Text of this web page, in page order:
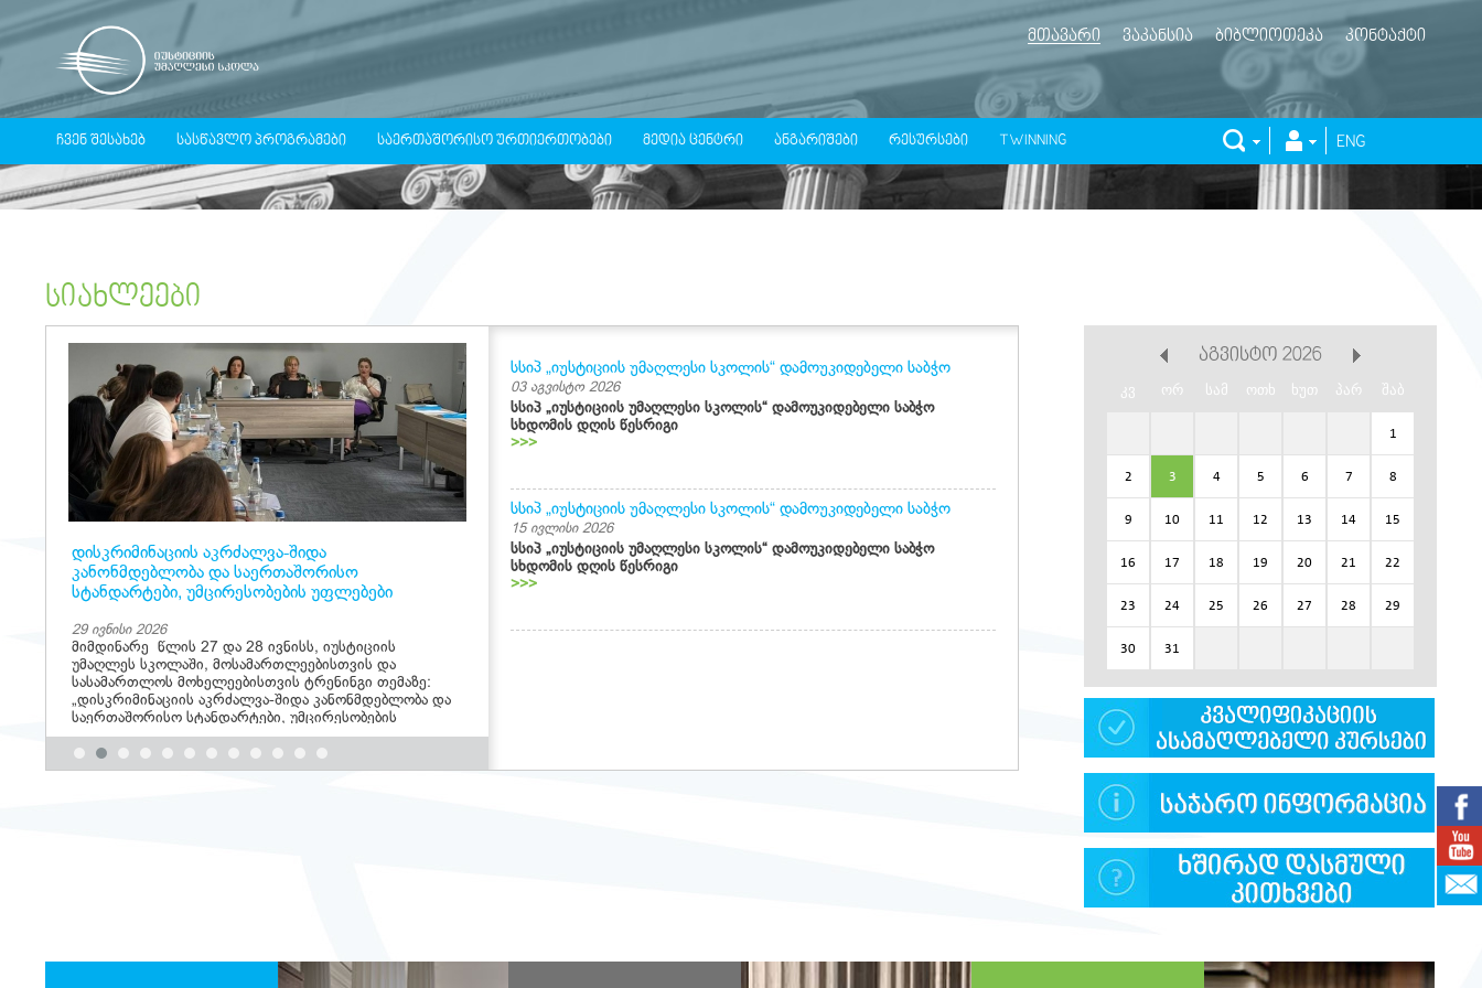
ᲛᲗᲐᲕᲐᲠᲘ ᲕᲐᲙᲐᲜᲡᲘᲐ ᲑᲘᲑᲚᲘᲝᲗᲔᲙᲐ ᲙᲝᲜᲢᲐᲥᲢᲘ
ᲩᲕᲔᲜ ᲨᲔᲡᲐᲮᲔᲑ ᲡᲐᲡᲬᲐᲕᲚᲝ ᲞᲠᲝᲒᲠᲐᲛᲔᲑᲘ ᲡᲐᲔᲠᲗᲐᲨᲝᲠᲘᲡᲝ ᲣᲠᲗᲘᲔᲠᲗᲝᲑᲔᲑᲘ ᲛᲔᲓᲘᲐ ᲪᲔᲜᲢᲠᲘ ᲐᲜᲒᲐᲠᲘᲨᲔᲑᲘ ᲠᲔᲡᲣᲠᲡᲔᲑᲘ TWINNING ENG
ᲡᲘᲐᲮᲚᲔᲔᲑᲘ
დისკრიმინაციის აკრძალვა-შიდა
კანონმდებლობა და საერთაშორისო
სტანდარტები, უმცირესობების უფლებები
29 ივნისი 2026
მიმდინარე წლის 27 და 28 ივნისს, იუსტიციის
უმაღლეს სკოლაში, მოსამართლეებისთვის და
სასამართლოს მოხელეებისთვის ტრენინგი თემაზე:
„დისკრიმინაციის აკრძალვა-შიდა კანონმდებლობა და
საერთაშორისო სტანდარტები, უმცირესობების
უფლებები“ გაიმართა.>>>
სსიპ „იუსტიციის უმაღლესი სკოლის“ დამოუკიდებელი საბჭო
03 აგვისტო 2026
სსიპ „იუსტიციის უმაღლესი სკოლის“ დამოუკიდებელი საბჭო
სხდომის დღის წესრიგი
>>>
სსიპ „იუსტიციის უმაღლესი სკოლის“ დამოუკიდებელი საბჭო
15 ივლისი 2026
სსიპ „იუსტიციის უმაღლესი სკოლის“ დამოუკიდებელი საბჭო
სხდომის დღის წესრიგი
>>>
ᲐᲒᲕᲘᲡᲢᲝ 2026
კვ ორ სამ ოთხ ხუთ პარ შაბ
1
2 3 4 5 6 7 8
9 10 11 12 13 14 15
16 17 18 19 20 21 22
23 24 25 26 27 28 29
30 31